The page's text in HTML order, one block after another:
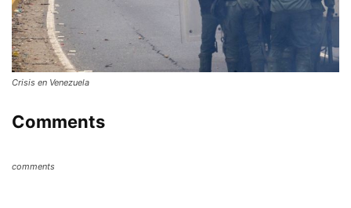
Crisis en Venezuela
Comments
comments